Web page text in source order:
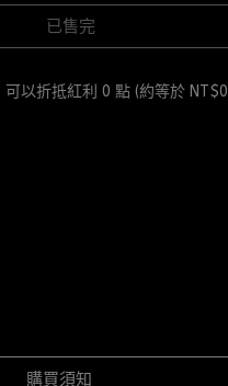
已售完
以折抵紅利 0 點 (約等於 NT$0
購買須知